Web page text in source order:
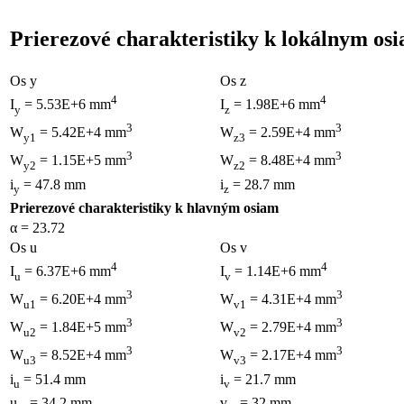
Prierezové charakteristiky k lokálnym
Os y
Os z
Iy = 5.53E+6 mm4 Iz = 1.98E+6 mm4
Wy1 = 5.42E+4 mm3 Wz3 = 2.59E+4 mm3
Wy2 = 1.15E+5 mm3 Wz2 = 8.48E+4 mm3
iy = 47.8 mm iz = 28.7 mm
Prierezové charakteristiky k hlavným osiam
α = 23.72
Os u
Os v
Iu = 6.37E+6 mm4 Iv = 1.14E+6 mm4
Wu1 = 6.20E+4 mm3 Wv1 = 4.31E+4 mm3
Wu2 = 1.84E+5 mm3 Wv2 = 2.79E+4 mm3
Wu3 = 8.52E+4 mm3 Wv3 = 2.17E+4 mm3
iu = 51.4 mm iv = 21.7 mm